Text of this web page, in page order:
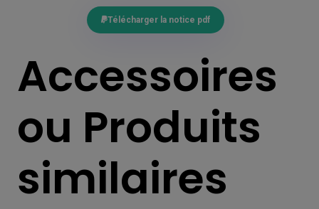
Télécharger la notice pdf
Accessoires
ou Produits
similaires